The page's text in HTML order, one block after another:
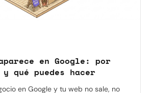
en Google: por
qué puedes hacer
en Google y tu web no sale, no